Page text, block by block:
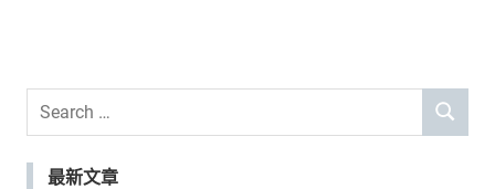
Search
SEARCH
最新文章